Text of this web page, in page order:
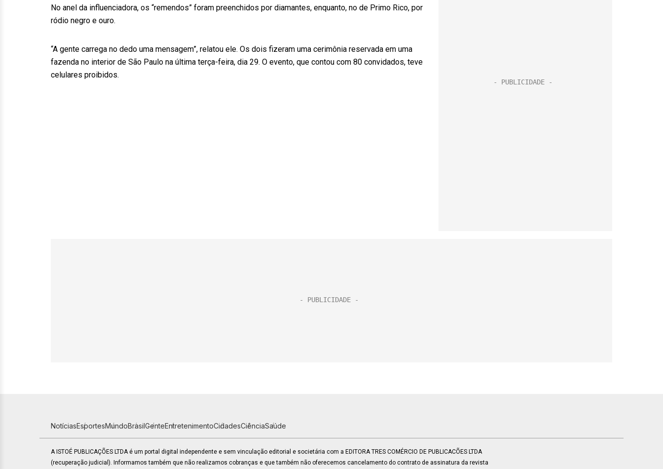
No anel da influenciadora, os “remendos” foram preenchidos por diamantes, enquanto, no de Primo Rico, por
ródio negro e ouro.
“A gente carrega no dedo uma mensagem”, relatou ele. Os dois fizeram uma cerimônia reservada em uma
fazenda no interior de São Paulo na última terça-feira, dia 29. O evento, que contou com 80 convidados, teve
celulares proibidos.
NotíciasEsportesMundoBrasilGenteEntretenimentoCidadesCiênciaSaúde
A ISTOÉ PUBLICAÇÕES LTDA é um portal digital independente e sem vinculação editorial e societária com a EDITORA TRES COMÉRCIO DE PUBLICACÕES LTDA
(recuperação judicial). Informamos também que não realizamos cobranças e que também não oferecemos cancelamento do contrato de assinatura da revista